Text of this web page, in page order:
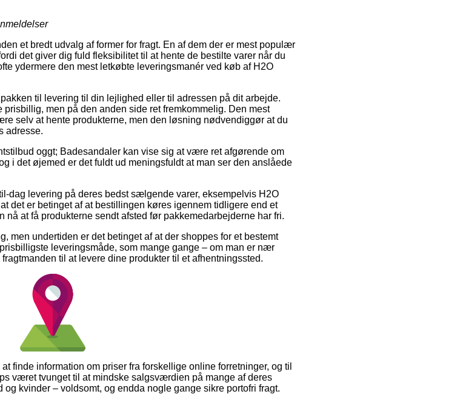
et bredt udvalg af former for fragt. En af dem der er mest populær
det giver dig fuld fleksibilitet til at hente de bestilte varer når du
ydermere den mest letkøbte leveringsmanér ved køb af H2O
til levering til din lejlighed eller til adressen på dit arbejde.
men på den anden side ret fremkommelig. Den mest
selv at hente produkterne, men den løsning nødvendiggør at du
adresse.
oggt; Badesandaler kan vise sig at være ret afgørende om
i det øjemed er det fuldt ud meningsfuldt at man ser den anslåede
dag levering på deres bedst sælgende varer, eksempelvis H2O
det er betinget af at bestillingen køres igennem tidligere end et
nå at få produkterne sendt afsted før pakkemedarbejderne har fri.
men undertiden er det betinget af at der shoppes for et bestemt
leveringsmåde, som mange gange – om man er nær
til at levere dine produkter til et afhentningssted.
finde information om priser fra forskellige online forretninger, og til
været tvunget til at mindske salgsværdien på mange af deres
kvinder – voldsomt, og endda nogle gange sikre portofri fragt.